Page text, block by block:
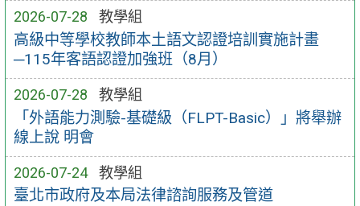
2026-07-28 教學組
高級中等學校教師本土語文認證培訓實施計畫
─115年客語認證加強班（8月）
2026-07-28 教學組
「外語能力測驗-基礎級（FLPT-Basic）」將舉辦
線上說 明會
2026-07-24 教學組
臺北市政府及本局法律諮詢服務及管道